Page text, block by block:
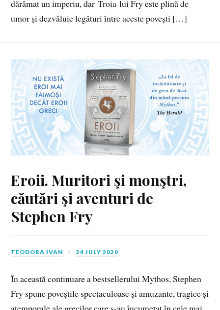
dărâmat un imperiu, dar Troia lui Fry este plină de
umor și dezvăluie legături între aceste povești […]
Eroii. Muritori şi monştri,
căutări şi aventuri de
Stephen Fry
TEODORA IVAN 24 JULY 2020
În această continuare a bestsellerului Mythos, Stephen
Fry spune poveștile spectaculoase și amuzante, tragice și